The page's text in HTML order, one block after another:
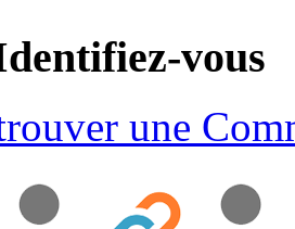
vous
une